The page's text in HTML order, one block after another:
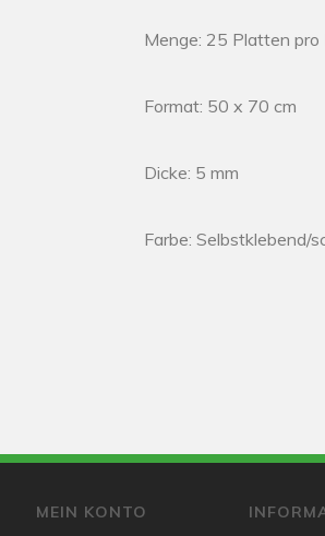
Menge: 25 Platten pro
Format: 50 x 70 cm
Dicke: 5 mm
Farbe: Selbstklebend/
MEIN KONTO